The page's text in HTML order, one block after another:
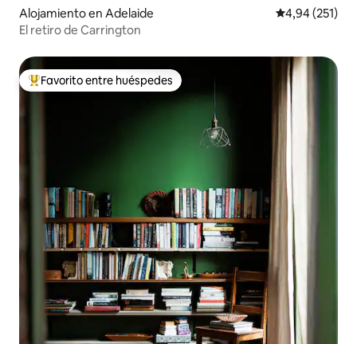
Alojamiento en Adelaide Calificación
4,94 (251)
El retiro de Carrington
Favorito entre los huéspedes más destacados
Favorito entre huéspedes